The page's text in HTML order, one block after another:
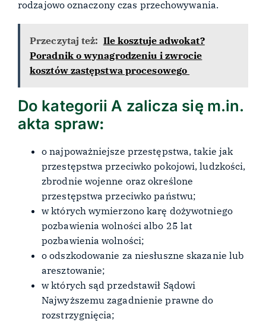
rodzajowo oznaczony czas przechowywania.
Przeczytaj też: Ile kosztuje adwokat?
Poradnik o wynagrodzeniu i zwrocie
kosztów zastępstwa procesowego
Do kategorii A zalicza się m.in.
akta spraw:
o najpoważniejsze przestępstwa, takie jak
przestępstwa przeciwko pokojowi, ludzkości,
zbrodnie wojenne oraz określone
przestępstwa przeciwko państwu;
w których wymierzono karę dożywotniego
pozbawienia wolności albo 25 lat
pozbawienia wolności;
o odszkodowanie za niesłuszne skazanie lub
aresztowanie;
w których sąd przedstawił Sądowi
Najwyższemu zagadnienie prawne do
rozstrzygnięcia;